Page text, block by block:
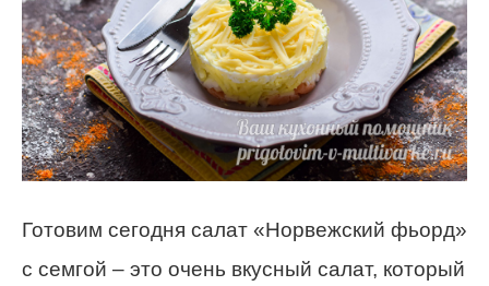
Готовим сегодня салат «Норвежский фьорд»
с семгой – это очень вкусный салат, который